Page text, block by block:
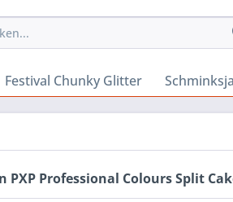
Festival Chunky Glitter
PXP Professional Colours Split